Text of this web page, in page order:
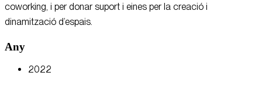
coworking, i per donar suport i eines per la creació i
dinamització d’espais.
Any
2022